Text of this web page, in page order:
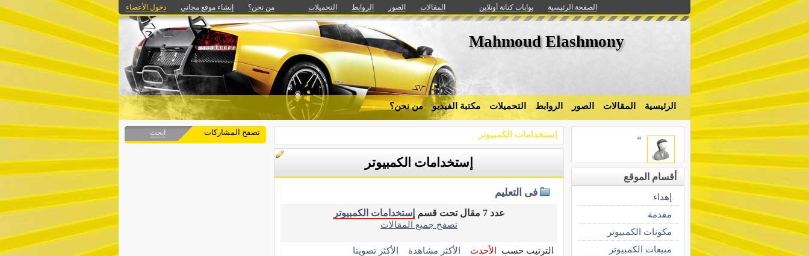
الصفحة الرئيسية بوابات كنانة أونلاين المقالات الصور الروابط التحميلات من نحن؟ إنشاء موقع مجاني دخول الأعضاء
Mahmoud Elashmony
الرئيسية المقالات الصور الروابط التحميلات مكتبة الفيديو من نحن؟
إستخدامات الكمبيوتر
إستخدامات الكمبيوتر
فى التعليم
عدد 7 مقال تحت قسم
إستخدامات الكمبيوتر
تصفح جميع المقالات
الترتيب حسب الأحدث الأكثر مشاهدة الأكثر تصويتا
»
أقسام الموقع
إهداء
مقدمة
مكونات الكمبيوتر
مبيعات الكمبيوتر
تصفح المشاركات ابحث